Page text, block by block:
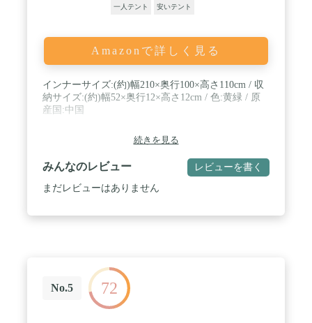
一人テント 安いテント
Amazonで詳しく見る
インナーサイズ:(約)幅210×奥行100×高さ110cm / 収
納サイズ:(約)幅52×奥行12×高さ12cm / 色:黄緑 / 原
産国:中国
続きを見る
みんなのレビュー レビューを書く
まだレビューはありません
No.5 72